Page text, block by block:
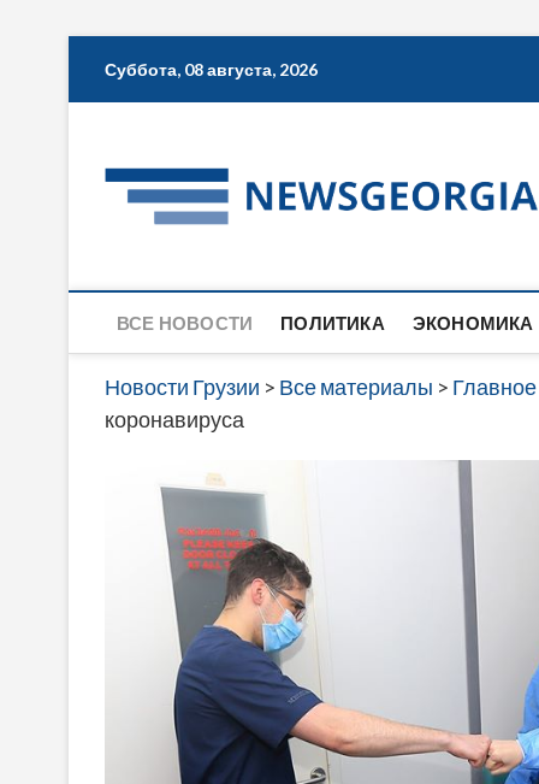
Суббота, 08 августа, 2026
ВСЕ НОВОСТИ ПОЛИТИКА ЭКОНОМИКА
Новости Грузии > Все материалы > Главное
коронавируса